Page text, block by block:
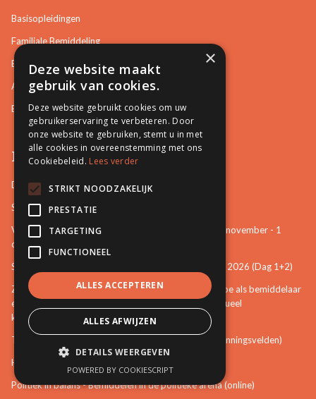
Basisopleidingen
Familiale Bemiddeling
Burgerlijke en Handelszaken
Arbeidsrelaties en Sociale zaken
Bemiddeling in Bestuurszaken
Permanente vorming
De startbasis als erkend bemiddelaar (online)
Starten als bemiddelaar na mijn opleiding
Vertrouwenspersoon van de stem van het kind - 30-november - 1
december 2026 (Dag 3+4)
Stem van het kind en mattenspel - 18+19 november 2026 (Dag 1+2)
Zien, weten, handelen: een eerste verkenning over hoe als bemiddelaar
een bijdrage te leveren aan het voorkomen van seksueel
kindermisbruik (online)
The Art of Mediation Leadership (Leiderschap in spanningsvelden)
Het zelfvertrouwen van de bemiddelaar (online)
Politiek in balans - Bemiddelen in de politieke arena (online)
×
Deze website maakt
gebruik van cookies.
Deze website gebruikt cookies om uw
gebruikerservaring te verbeteren. Door
onze website te gebruiken, stemt u in met
alle cookies in overeenstemming met ons
Cookiebeleid. Lees verder
STRIKT NOODZAKELIJK
PRESTATIE
TARGETING
FUNCTIONEEL
ALLES ACCEPTEREN
ALLES AFWIJZEN
DETAILS WEERGEVEN
POWERED BY COOKIESCRIPT